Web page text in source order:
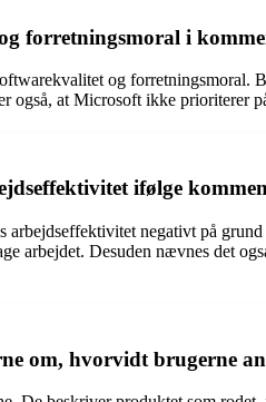
forretningsmoral i
og forretningsmoral.
også, at Microsoft ikke
ifølge
negativt på
arbejdet. Desuden nævnes det
om, hvorvidt brugerne